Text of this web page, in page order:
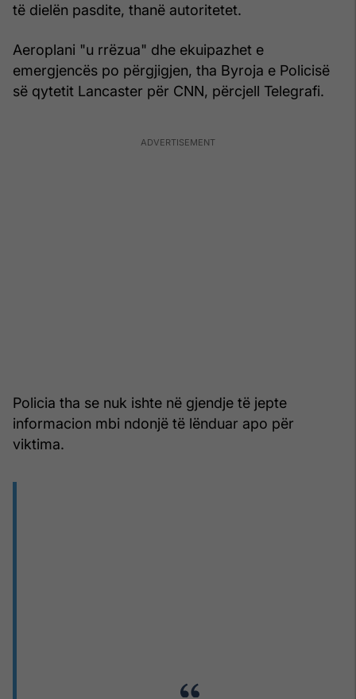
të dielën pasdite, thanë autoritetet.
Aeroplani "u rrëzua" dhe ekuipazhet e
emergjencës po përgjigjen, tha Byroja e Policisë
së qytetit Lancaster për CNN, përcjell Telegrafi.
Policia tha se nuk ishte në gjendje të jepte
informacion mbi ndonjë të lënduar apo për
viktima.